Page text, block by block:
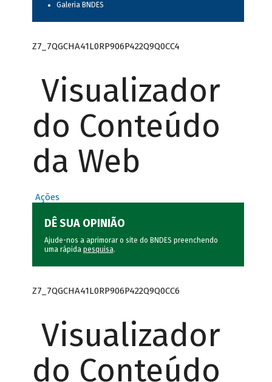
Galeria BNDES
Z7_7QGCHA41L0RP906P422Q9Q0CC4
Visualizador
do Conteúdo
da Web
Ações
DÊ SUA OPINIÃO
Ajude-nos a aprimorar o site do BNDES preenchendo
uma rápida pesquisa.
Z7_7QGCHA41L0RP906P422Q9Q0CC6
Visualizador
do Conteúdo